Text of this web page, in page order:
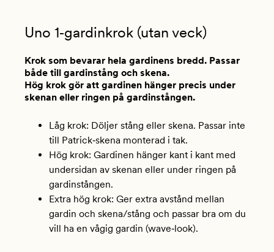
Uno 1‑gardinkrok (utan veck)
Krok som bevarar hela gardinens bredd. Passar
både till gardinstång och skena.
Hög krok gör att gardinen hänger precis under
skenan eller ringen på gardinstången.
Låg krok: Döljer stång eller skena. Passar inte
till Patrick‑skena monterad i tak.
Hög krok: Gardinen hänger kant i kant med
undersidan av skenan eller under ringen på
gardinstången.
Extra hög krok: Ger extra avstånd mellan
gardin och skena/stång och passar bra om du
vill ha en vågig gardin (wave‑look).